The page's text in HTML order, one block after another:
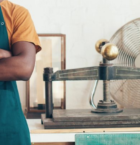
07
30
¿Cómo Trabajar La
Mente Para Lograr
Más Que Una Meta?
Susan Martinez